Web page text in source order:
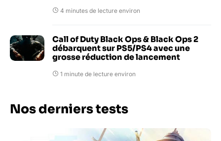
4 minutes de lecture environ
Call of Duty Black Ops & Black Ops 2
débarquent sur PS5/PS4 avec une
grosse réduction de lancement
1 minute de lecture environ
Nos derniers tests